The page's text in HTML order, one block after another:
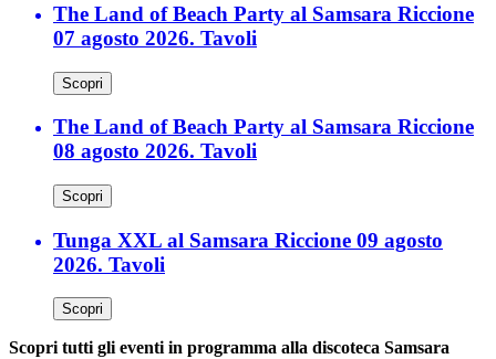
The Land of Beach Party al Samsara Riccione
07 agosto 2026. Tavoli
Scopri
The Land of Beach Party al Samsara Riccione
08 agosto 2026. Tavoli
Scopri
Tunga XXL al Samsara Riccione 09 agosto
2026. Tavoli
Scopri
Scopri tutti gli eventi in programma alla discoteca Samsara